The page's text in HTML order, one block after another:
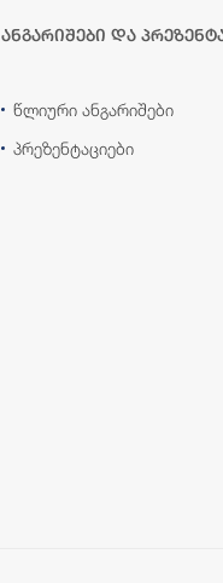
ანგარიშები და
წლიური ანგარიშები
პრეზენტაციები